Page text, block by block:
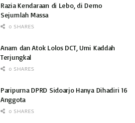
Razia Kendaraan di Lebo, di Demo
Sejumlah Massa
0 SHARES
Anam dan Atok Lolos DCT, Umi Kaddah
Terjungkal
0 SHARES
Paripurna DPRD Sidoarjo Hanya Dihadiri 16
Anggota
0 SHARES